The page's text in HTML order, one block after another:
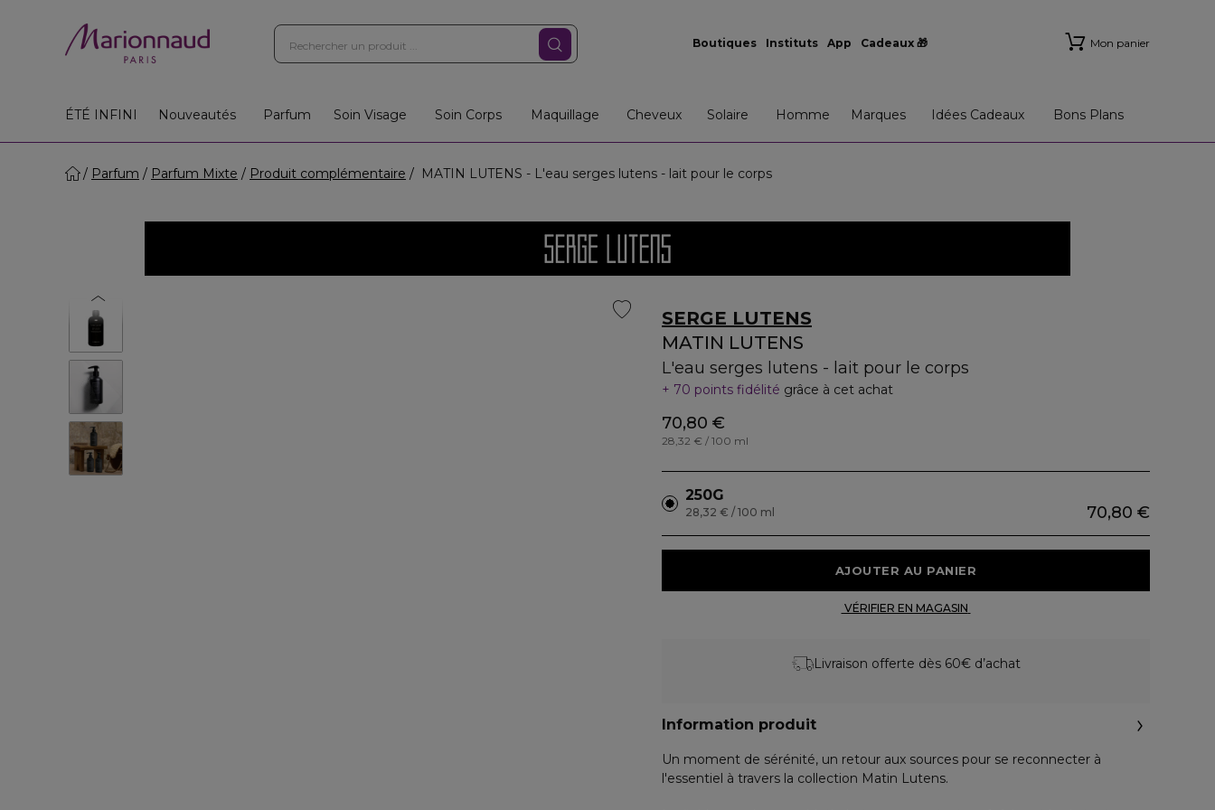
Boutiques Instituts App Cadeaux 🎁 Mon panier
ÉTÉ INFINI Nouveautés Parfum Soin Visage Soin Corps Maquillage Cheveux Solaire Homme Marques Idées Cadeaux Bons Plans
Parfum Parfum Mixte Produit complémentaire MATIN LUTENS - L'eau serges lutens - lait pour le corps
SERGE LUTENS
MATIN LUTENS
L'eau serges lutens - lait pour le corps
70 points fidélité grâce à cet achat
70,80 €
28,32 € / 100 ml
250G
70,80 €
28,32 € / 100 ml
Livraison offerte dès 60€ d’achat
Information produit
Un moment de sérénité, un retour aux sources pour se reconnecter à
l'essentiel à travers la collection Matin Lutens.